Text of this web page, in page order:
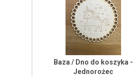
Baza / Dno do koszyka -
Jednorożec